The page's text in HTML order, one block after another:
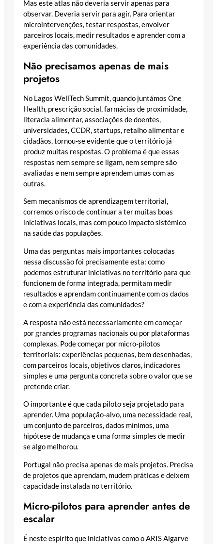
Mas este atlas não deveria servir apenas para
observar. Deveria servir para agir. Para orientar
microintervenções, testar respostas, envolver
parceiros locais, medir resultados e aprender com a
experiência das comunidades.
Não precisamos apenas de mais
projetos
No Lagos WellTech Summit, quando juntámos One
Health, prescrição social, farmácias de proximidade,
literacia alimentar, associações de doentes,
universidades, CCDR, startups, retalho alimentar e
cidadãos, tornou-se evidente que o território já
produz muitas respostas. O problema é que essas
respostas nem sempre se ligam, nem sempre são
avaliadas e nem sempre aprendem umas com as
outras.
Sem mecanismos de aprendizagem territorial,
corremos o risco de continuar a ter muitas boas
iniciativas locais, mas com pouco impacto sistémico
na saúde das populações.
Uma das perguntas mais importantes colocadas
nessa discussão foi precisamente esta: como
podemos estruturar iniciativas no território para que
funcionem de forma integrada, permitam medir
resultados e aprendam continuamente com os dados
e com a experiência das comunidades?
A resposta não está necessariamente em começar
por grandes programas nacionais ou por plataformas
complexas. Pode começar por micro-pilotos
territoriais: experiências pequenas, bem desenhadas,
com parceiros locais, objetivos claros, indicadores
simples e uma pergunta concreta sobre o valor que se
pretende criar.
O importante é que cada piloto seja projetado para
aprender. Uma população-alvo, uma necessidade real,
um conjunto de parceiros, dados mínimos, uma
hipótese de mudança e uma forma simples de medir
se algo melhorou.
Portugal não precisa apenas de mais projetos. Precisa
de projetos que aprendam, mudem práticas e deixem
capacidade instalada no território.
Micro-pilotos para aprender antes de
escalar
É neste espírito que iniciativas como o ARIS Algarve